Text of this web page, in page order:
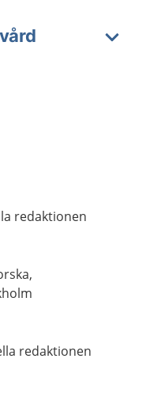
redaktionen
redaktionen